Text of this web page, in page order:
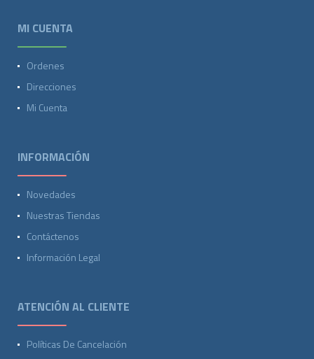
MI CUENTA
Ordenes
Direcciones
Mi Cuenta
INFORMACIÓN
Novedades
Nuestras Tiendas
Contáctenos
Información Legal
ATENCIÓN AL CLIENTE
Políticas De Cancelación